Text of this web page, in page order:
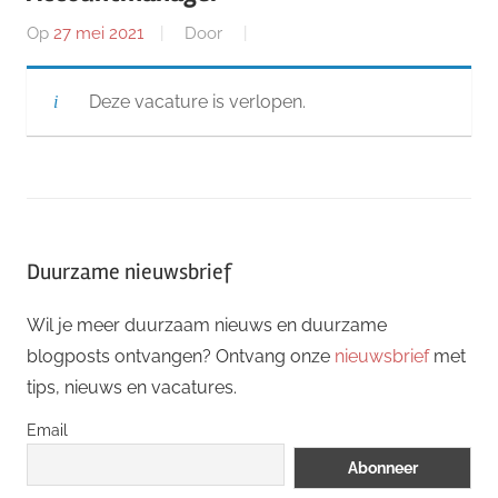
Op 27 mei 2021 Door
Deze vacature is verlopen.
Duurzame nieuwsbrief
Wil je meer duurzaam nieuws en duurzame
blogposts ontvangen? Ontvang onze nieuwsbriefmet
tips, nieuws en vacatures.
Email